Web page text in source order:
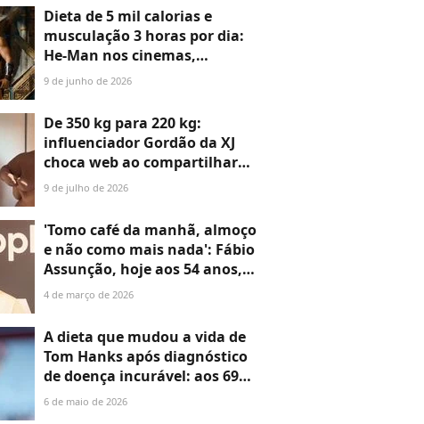
Dieta de 5 mil calorias e
musculação 3 horas por dia:
He-Man nos cinemas,
Nicholas Galitzine levou seu
filme; antes e depois é
chocante!
9 de junho de 2026
De 350 kg para 220 kg:
influenciador Gordão da XJ
choca web ao compartilhar
antes e depois do corpo após
transformação em 20 fotos!
9 de julho de 2026
'Tomo café da manhã, almoço
e não como mais nada': Fábio
Assunção, hoje aos 54 anos,
perdeu 30 kg com dieta
castanhas estavam no
cardápio
4 de março de 2026
A dieta que mudou a vida de
Tom Hanks após diagnóstico
de doença incurável: aos 69
anos, ator come nozes e
6 de maio de 2026